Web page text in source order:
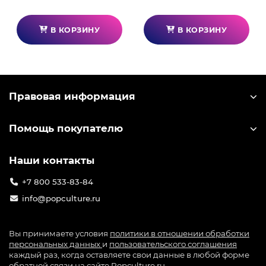
В КОРЗИНУ В КОРЗИНУ
Правовая информация
Помощь покупателю
Наши контакты
+7 800 533-83-84
info@popculture.ru
Вы принимаете условия политики в отношении обработки
персональных данных и пользовательского соглашения
каждый раз, когда оставляете свои данные в любой форме